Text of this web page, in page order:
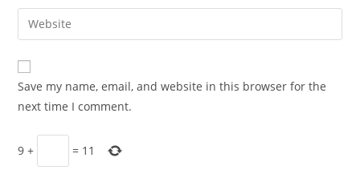
comment
email
address
comment
Enter
your
website
URL
(optional)
Save my name, email, and website in this browser for the
next time I comment.
9 + = 11